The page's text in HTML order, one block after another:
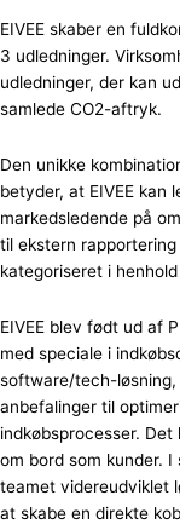
EIVEE skaber en
3 udledninger.
udledninger, der kan
samlede CO2-aftryk.
Den unikke
betyder, at EIVEE kan
markedsledende på
til ekstern
kategoriseret i
EIVEE blev født ud af
med speciale i
software/tech-løsning,
anbefalinger til
indkøbsprocesser.
om bord som kunder.
teamet videreudviklet
at skabe en direkte